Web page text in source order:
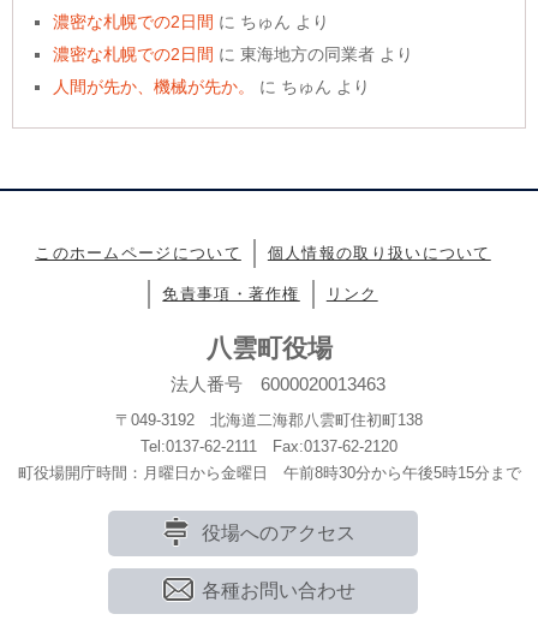
濃密な札幌での2日間 に ちゅん より
濃密な札幌での2日間 に東海地方の同業者 より
人間が先か、機械が先か。
に ちゅん より
このホームページについて 個人情報の取り扱いについて
免責事項・著作権 リンク
八雲町役場
法人番号 6000020013463
〒049-3192 北海道二海郡八雲町住初町138
Tel:0137-62-2111 Fax:0137-62-2120
町役場開庁時間：月曜日から金曜日 午前8時30分から午後5時15分まで
役場へのアクセス
各種お問い合わせ